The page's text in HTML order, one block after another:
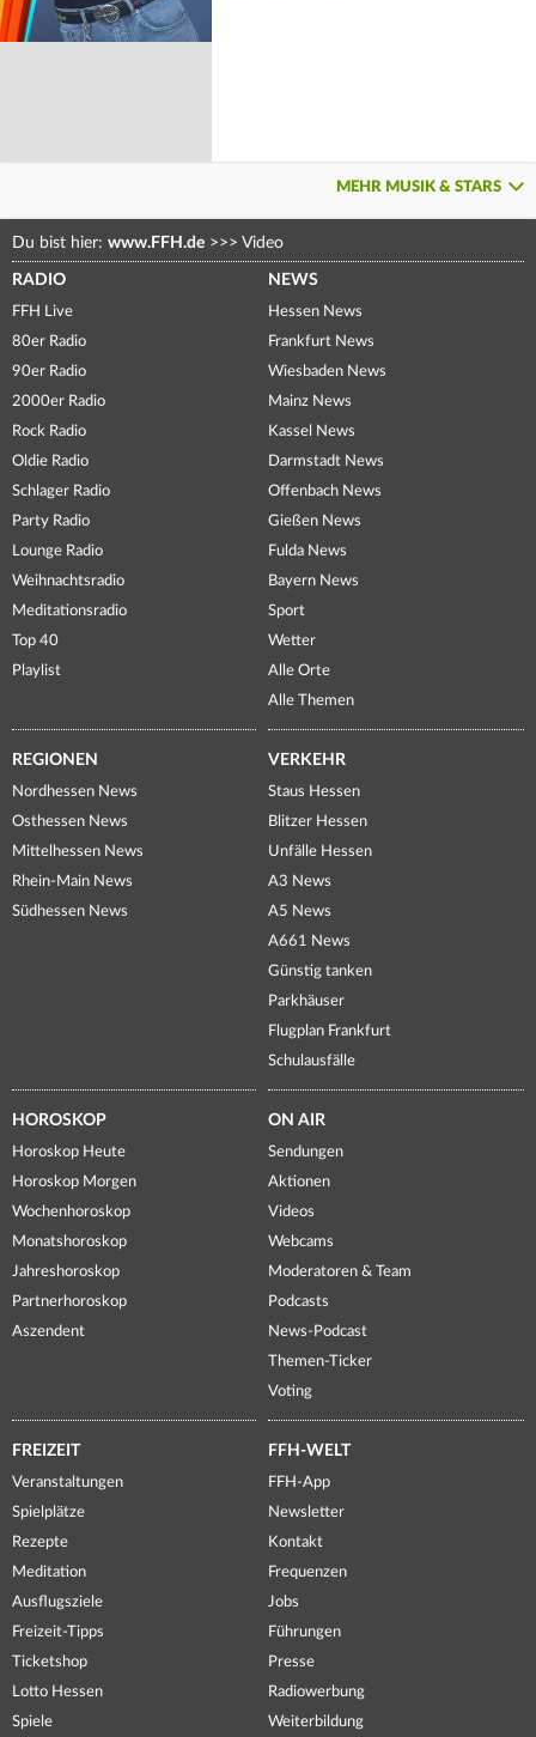
MEHR MUSIK & STARS
Du bist hier: www.FFH.de >>> Video
RADIO
FFH Live
80er Radio
90er Radio
2000er Radio
Rock Radio
Oldie Radio
Schlager Radio
Party Radio
Lounge Radio
Weihnachtsradio
Meditationsradio
Top 40
Playlist
NEWS
Hessen News
Frankfurt News
Wiesbaden News
Mainz News
Kassel News
Darmstadt News
Offenbach News
Gießen News
Fulda News
Bayern News
Sport
Wetter
Alle Orte
Alle Themen
REGIONEN
Nordhessen News
Osthessen News
Mittelhessen News
Rhein-Main News
Südhessen News
VERKEHR
Staus Hessen
Blitzer Hessen
Unfälle Hessen
A3 News
A5 News
A661 News
Günstig tanken
Parkhäuser
Flugplan Frankfurt
Schulausfälle
HOROSKOP
Horoskop Heute
Horoskop Morgen
Wochenhoroskop
Monatshoroskop
Jahreshoroskop
Partnerhoroskop
Aszendent
ON AIR
Sendungen
Aktionen
Videos
Webcams
Moderatoren & Team
Podcasts
News-Podcast
Themen-Ticker
Voting
FREIZEIT
Veranstaltungen
Spielplätze
Rezepte
Meditation
Ausflugsziele
Freizeit-Tipps
Ticketshop
Lotto Hessen
Spiele
FFH-WELT
FFH-App
Newsletter
Kontakt
Frequenzen
Jobs
Führungen
Presse
Radiowerbung
Weiterbildung